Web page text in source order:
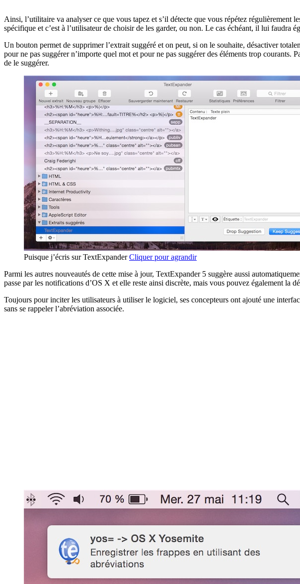
Ainsi, l’utilitaire va analyser ce que vous tapez et s’il détecte que vous répétez
spécifique et c’est à l’utilisateur de choisir de les garder, ou non. Le cas échéant, il lui faudra
Un bouton permet de supprimer l’extrait suggéré et on peut, si on le souhaite, désactiver
pour ne pas suggérer n’importe quel mot et pour ne pas suggérer des éléments trop
de le suggérer.
Puisque j’écris sur TextExpanderCliquer pour agrandir
Parmi les autres nouveautés de cette mise à jour, TextExpander 5 suggère aussi
passe par les notifications d’OS X et elle reste ainsi discrète, mais vous pouvez également la
Toujours pour inciter les utilisateurs à utiliser le logiciel, ses concepteurs ont ajouté une
sans se rappeler l’abréviation associée.